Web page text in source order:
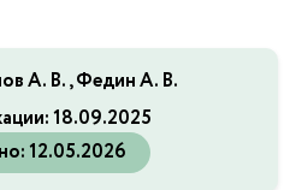
А. В., Федин А. В.
18.09.2025
12.05.2026